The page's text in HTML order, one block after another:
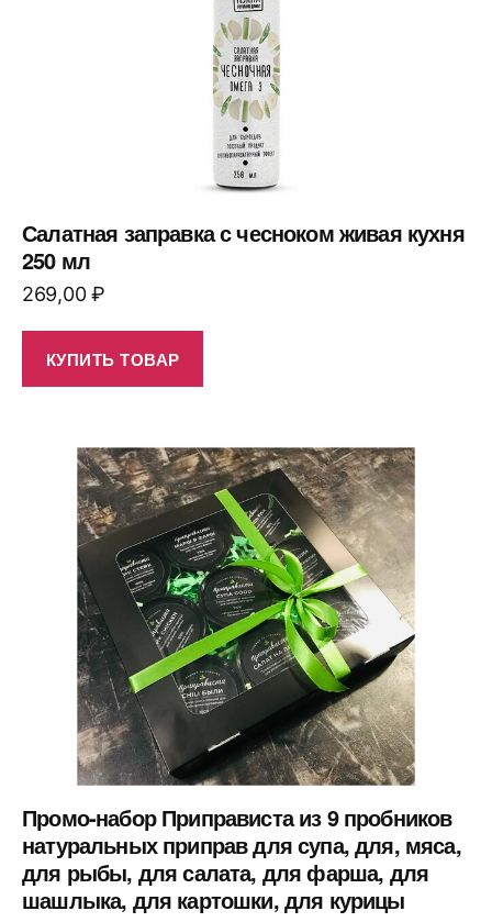
Салатная заправка с чесноком живая кухня
250 мл
269,00₽
КУПИТЬ ТОВАР
Промо-набор Приправиста из 9 пробников
натуральных приправ для супа, для, мяса,
для рыбы, для салата, для фарша, для
шашлыка, для картошки, для курицы